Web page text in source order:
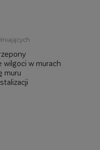
wilgoci w murach
muru